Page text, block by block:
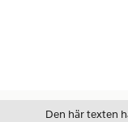
Den här texten